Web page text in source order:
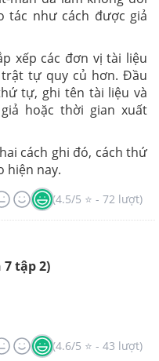
tác như cách được giả
xếp các đơn vị tài liệu
tự quy củ hơn. Đầu
tự, ghi tên tài liệu và
hoặc thời gian xuất
cách ghi đó, cách thứ
hiện nay.
(4.5/5 ⭐ - 72 lượt)
7 tập 2)
(4.6/5 ⭐ - 43 lượt)